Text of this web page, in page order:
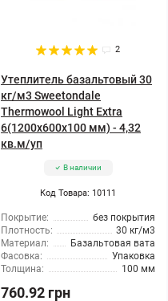
2
Утеплитель базальтовый 30
кг/м3 Sweetondale
Thermowool Light Extra
6(1200x600x100 мм) - 4,32
кв.м/уп
В наличии
Код Товара: 10111
Покрытие:
без покрытия
Плотность:
30 кг/м3
Материал:
Базальтовая вата
Фасовка:
Упаковка
Толщина:
100 мм
760.92 грн